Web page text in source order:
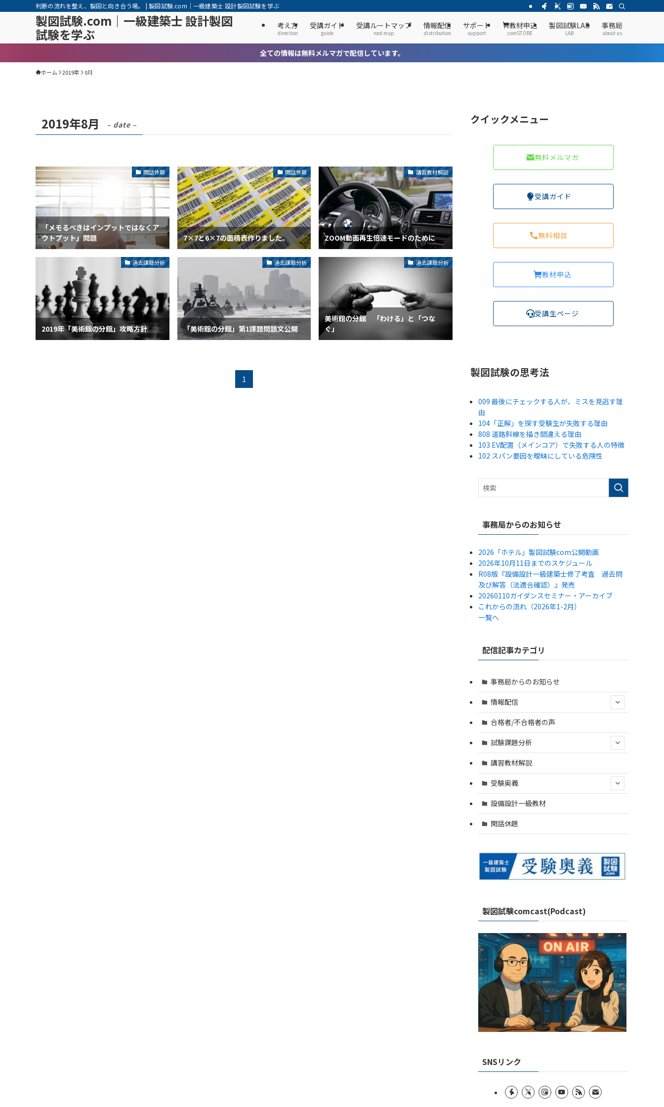
判断の流れを整え、製図と向き合う場。 | 製図試験.com｜一級建築士 設計製図試験を学ぶ
製図試験.com｜一級建築士 設計製図
試験を学ぶ
考え方
direction
受講ガイド
guide
受講ルートマップ
root map
情報配信
distribution
サポート
support
教材申込
comSTORE
製図試験LAB
LAB
事務局
about us
全ての情報は無料メルマガで配信しています。
ホーム 2019年 8月
2019年8月 – date –
閑話休題
「メモるべきはインプットではなくア
ウトプット」問題
閑話休題
7×7と6×7の面積表作りました。
講習教材解説
ZOOM動画再生倍速モードのために
過去課題分析
2019年「美術館の分館」攻略方針
過去課題分析
「美術館の分館」第1課題問題文公開
過去課題分析
美術館の分館 「わける」と「つな
ぐ」
1
クイックメニュー
無料メルマガ
受講ガイド
無料相談
教材申込
受講生ページ
製図試験の思考法
009 最後にチェックする人が、ミスを見逃す理
由
104「正解」を探す受験生が失敗する理由
808 道路斜線を描き間違える理由
103 EV配置（メインコア）で失敗する人の特徴
102 スパン要因を曖昧にしている危険性
事務局からのお知らせ
2026「ホテル」製図試験com公開動画
2026年10月11日までのスケジュール
R08版『設備設計一級建築士修了考査 過去問
及び解答（法適合確認）』発売
20260110ガイダンスセミナー・アーカイブ
これからの流れ（2026年1-2月）
一覧へ
配信記事カテゴリ
事務局からのお知らせ
情報配信
合格者/不合格者の声
試験課題分析
講習教材解説
受験奥義
設備設計一級教材
閑話休題
製図試験comcast(Podcast)
SNSリンク